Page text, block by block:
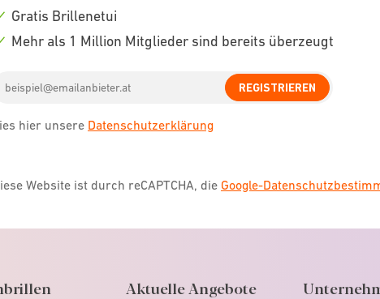
Check
Check
Gratis Brillenetui
Mehr als 1 Million Mitglieder sind bereits überzeugt
address
REGISTRIEREN
hier unsere Datenschutzerklärung
Website ist durch reCAPTCHA, die Google-
Aktuelle Angebote